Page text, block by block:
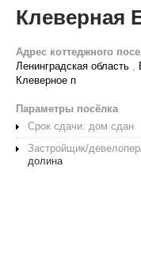
Клеверная
Адрес коттеджного
Ленинградская область ,
Клеверное п
Параметры посёлка
Срок сдачи: дом сдан
Застройщик/
долина